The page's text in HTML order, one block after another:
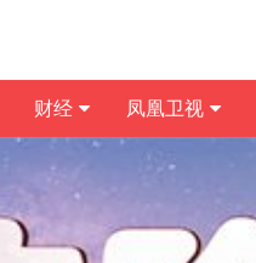
财经 凤凰卫视